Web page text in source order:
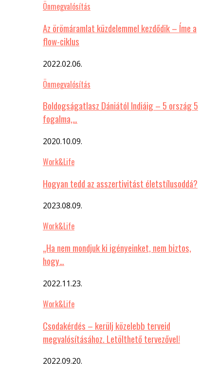
Önmegvalósítás
Az örömáramlat küzdelemmel kezdődik – Íme a
flow-ciklus
2022.02.06.
Önmegvalósítás
Boldogságatlasz Dániától Indiáig – 5 ország 5
fogalma,…
2020.10.09.
Work&Life
Hogyan tedd az asszertivitást életstílusoddá?
2023.08.09.
Work&Life
„Ha nem mondjuk ki igényeinket, nem biztos,
hogy…
2022.11.23.
Work&Life
Csodakérdés – kerülj közelebb terveid
megvalósításához. Letölthető tervezővel!
2022.09.20.